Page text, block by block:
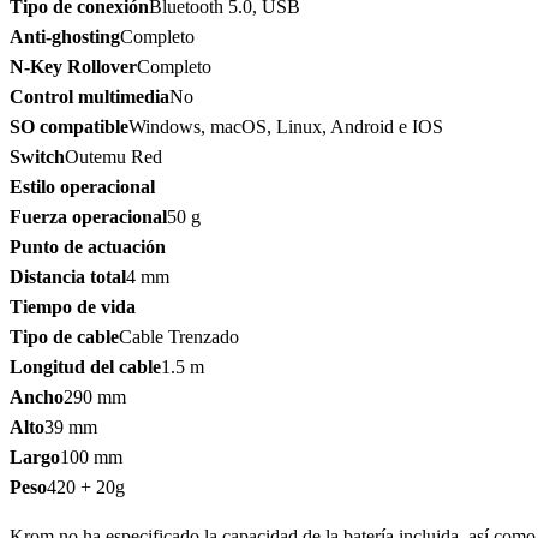
Tipo de conexiónBluetooth 5.0, USB
Anti-ghostingCompleto
N-Key RolloverCompleto
Control multimediaNo
SO compatibleWindows, macOS, Linux, Android e IOS
SwitchOutemu Red
Estilo operacional
Fuerza operacional50 g
Punto de actuación
Distancia total4 mm
Tiempo de vida
Tipo de cableCable Trenzado
Longitud del cable1.5 m
Ancho290 mm
Alto39 mm
Largo100 mm
Peso420 + 20g